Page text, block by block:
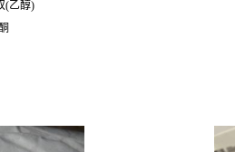
(乙醇)